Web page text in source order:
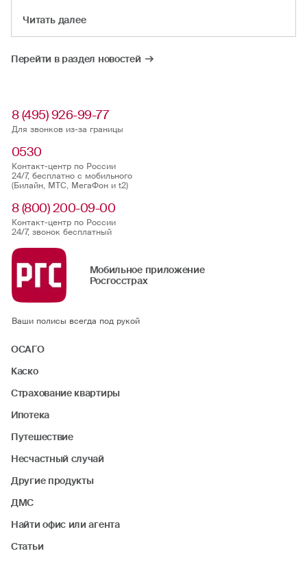
Читать далеe
Перейти в раздел новостей
8 (495) 926-99-77
Для звонков из-за границы
0530
Контакт-центр по России
24/7, бесплатно с мобильного
(Билайн, МТС, МегаФон и t2)
8 (800) 200-09-00
Контакт-центр по России
24/7, звонок бесплатный
Мобильное приложение
Росгосстрах
Ваши полисы всегда под рукой
ОСАГО
Каско
Страхование квартиры
Ипотека
Путешествие
Несчастный случай
Другие продукты
ДМС
Найти офис или агента
Статьи